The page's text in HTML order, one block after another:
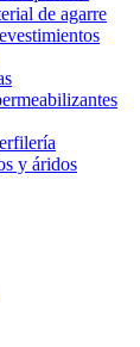
de agarre
y áridos